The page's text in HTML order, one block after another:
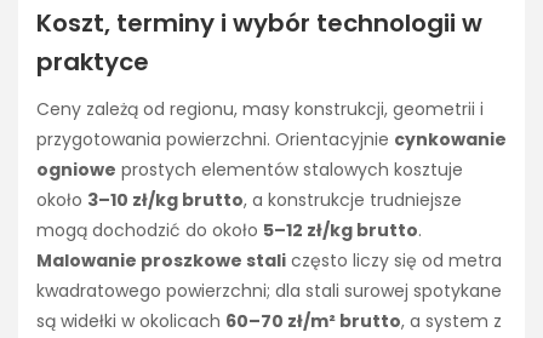
Koszt, terminy i wybór technologii w
praktyce
Ceny zależą od regionu, masy konstrukcji, geometrii i
przygotowania powierzchni. Orientacyjnie cynkowanie
ogniowe prostych elementów stalowych kosztuje
około 3–10 zł/kg brutto, a konstrukcje trudniejsze
mogą dochodzić do około 5–12 zł/kg brutto.
Malowanie proszkowe stali często liczy się od metra
kwadratowego powierzchni; dla stali surowej spotykane
są widełki w okolicach 60–70 zł/m² brutto, a system z